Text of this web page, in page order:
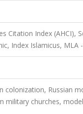
Citation Index (AHCI),
Index Islamicus,
colonization, Russian
military churches,